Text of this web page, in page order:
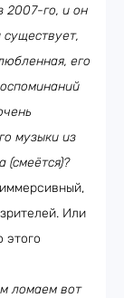
2007-го, и он
его
музыки из
(смеётся)?
Или
этого
ломаем вот